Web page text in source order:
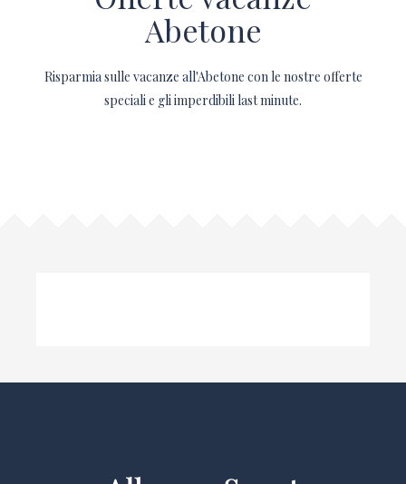
Abetone
Risparmia sulle vacanze all'Abetone con le nostre offerte
speciali e gli imperdibili last minute.